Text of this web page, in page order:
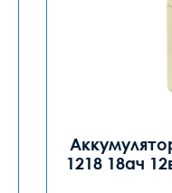
1218 18ач